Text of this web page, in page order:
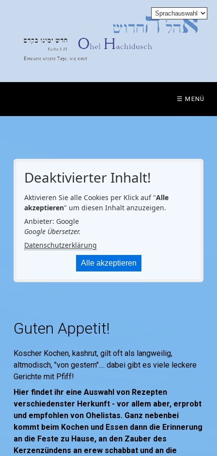
☰ MENÜ
Deaktivierter Inhalt!
Aktivieren Sie alle Cookies per Klick auf "Alle
akzeptieren" um diesen Inhalt anzuzeigen.
Anbieter: Google
Google Übersetzer.
Datenschutzerklärung
Alle akzeptieren
Guten Appetit!
Koscher Kochen, kashrut, gilt oft als langweilig,
altmodisch, "von gestern".... dabei gibt es viele leckere
Gerichte mit Pfiff!
Hier findet ihr eine Auswahl von Rezepten
verschiedenster Herkunft - vor allem aber, erprobt
und empfohlen von Ohelistas. Ganz nebenbei
kommt beim Kochen und Essen dann die Erinnerung
an die Feste zu Hause, an den Zauber des
Kerzenzündens an erew schabbat und an die